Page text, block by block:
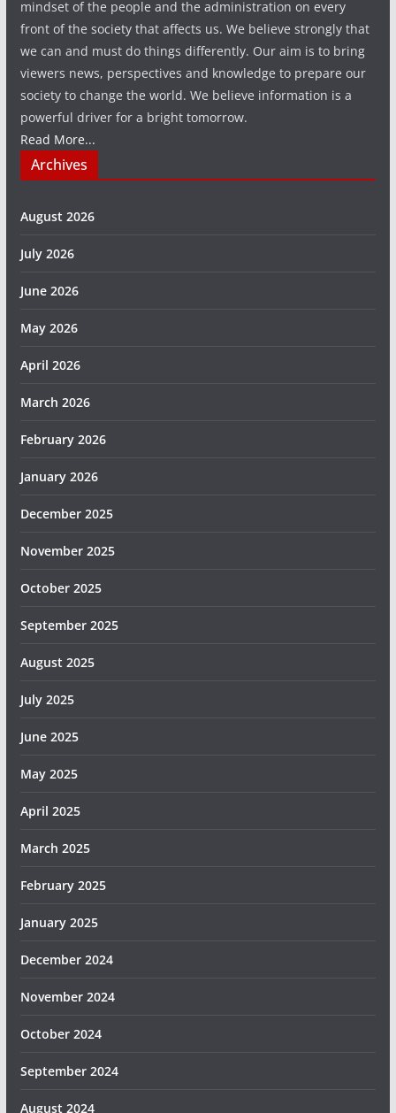
mindset of the people and the administration on every
front of the society that affects us. We believe strongly that
we can and must do things differently. Our aim is to bring
viewers news, perspectives and knowledge to prepare our
society to change the world. We believe information is a
powerful driver for a bright tomorrow.
Read More...
Archives
August 2026
July 2026
June 2026
May 2026
April 2026
March 2026
February 2026
January 2026
December 2025
November 2025
October 2025
September 2025
August 2025
July 2025
June 2025
May 2025
April 2025
March 2025
February 2025
January 2025
December 2024
November 2024
October 2024
September 2024
August 2024